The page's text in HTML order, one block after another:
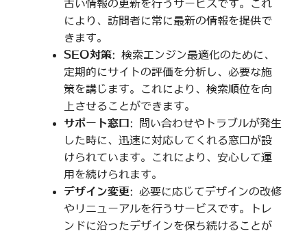
古い情報の更新を行うサービスです。これ
により、訪問者に常に最新の情報を提供で
きます。
SEO対策: 検索エンジン最適化のために、
定期的にサイトの評価を分析し、必要な施
策を講じます。これにより、検索順位を向
上させることができます。
サポート窓口 : 問い合わせやトラブルが発生
した時に、迅速に対応してくれる窓口が設
けられています。これにより、安心して運
用を続けられます。
デザイン変更: 必要に応じてデザインの改修
やリニューアルを行うサービスです。トレ
ンドに沿ったデザインを保ち続けることが